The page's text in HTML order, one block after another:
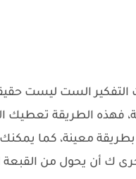
الست ليست
فهذه الطريقة تعطيك
معينة، كما
ك أن يحول من